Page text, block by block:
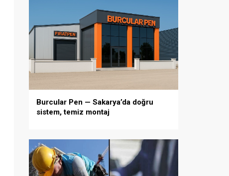
Burcular Pen — Sakarya’da doğru
sistem, temiz montaj